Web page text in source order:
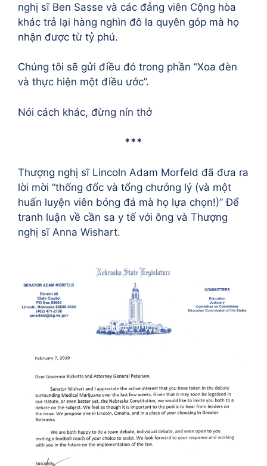
nghị sĩ Ben Sasse và các đảng viên Cộng hòa
khác trả lại hàng nghìn đô la quyên góp mà họ
nhận được từ tỷ phú.
Chúng tôi sẽ gửi điều đó trong phần “Xoa đèn
và thực hiện một điều ước”.
Nói cách khác, đừng nín thở
***
Thượng nghị sĩ Lincoln Adam Morfeld đã đưa ra
lời mời “thống đốc và tổng chưởng lý (và một
huấn luyện viên bóng đá mà họ lựa chọn!)” Để
tranh luận về cần sa y tế với ông và Thượng
nghị sĩ Anna Wishart.